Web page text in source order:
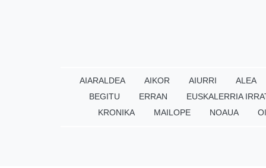
AIARALDEA AIKOR AIURRI ALEA
BEGITU
ERRAN EUSKALERRIA
KRONIKA
MAILOPE NOAUA